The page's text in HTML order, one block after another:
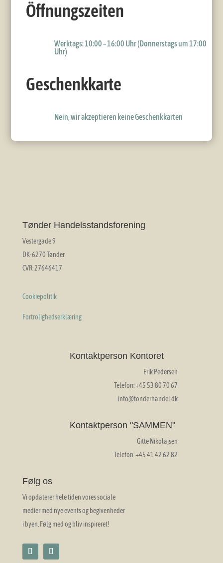
Öffnungszeiten
Werktags: 10:00 – 16:00 Uhr (Donnerstags um 17:00
Uhr)
Geschenkkarte
Nein, wir akzeptieren keine Geschenkkarten
Tønder Handelsstandsforening
Vestergade 9
DK-6270 Tønder
CVR: 27646417
Cookiepolitik
Fortrolighedserklæring
Kontaktperson Kontoret
Erik Pedersen
Telefon: +45 53 80 70 67
info@tonderhandel.dk
Kontaktperson "SAMMEN"
Gitte Nikolajsen
Telefon: +45 41 42 62 82
Følg os
Vi opdaterer hele tiden vores sociale
medier med nye events og begivenheder
i byen. Følg med og bliv inspireret!